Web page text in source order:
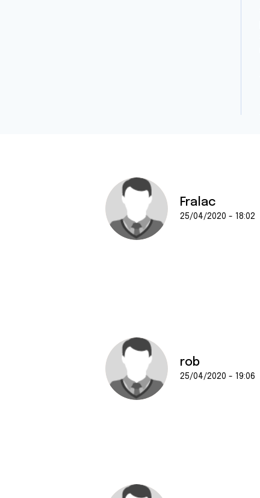
Fralac
25/04/2020 - 18:02
rob
25/04/2020 - 19:06